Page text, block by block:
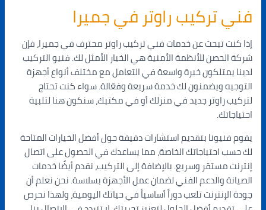
فني تركيب راوتر في جميرا
إذا كنت تبحث عن خدمات فني تركيب راوتر محترف في جميرا، فإن
شركة الحصن للأنظمة الأمنية هي الخيار الأمثل لك. فنيو التركيب
لدينا يمتلكون خبرة واسعة في التعامل مع مختلف أنواع أجهزة
التوجيه ويضمنون لك خدمة سريعة وفعّالة. سواء كنت تحتاج
لتركيب راوتر جديد في منزلك أو في مكتبك، سنكون هنا لتلبية
احتياجاتك.
يقوم فنيونا بتقديم استشارات دقيقة حول أفضل الخيارات المتاحة
لك حسب احتياجاتك الخاصة، مما يساعدك في الحصول على اتصال
إنترنت مستقر وسريع. بالإضافة إلى التركيب، نقدم أيضًا خدمات
الصيانة والدعم الفني لضمان عمل الأجهزة بسلاسة. نحن نعلم أن
جودة الإنترنت تلعب دوراً أساسياً في حياتك اليومية، ولهذا نحرص